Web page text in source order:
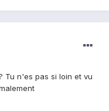
Tu n'es pas si loin et vu